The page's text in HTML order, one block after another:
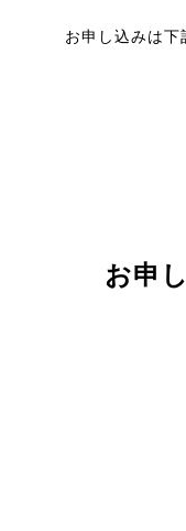
お申し込みは下
お申